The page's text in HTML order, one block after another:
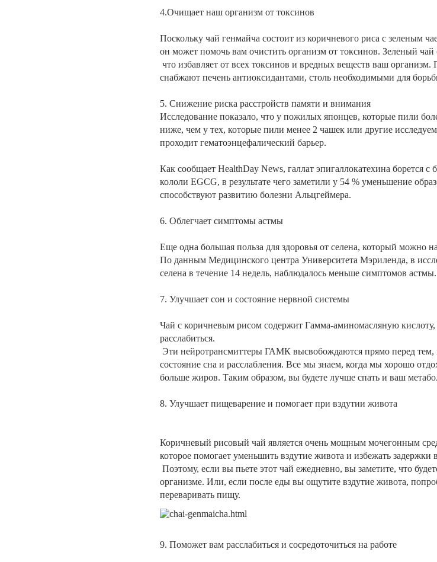
4.Очищает наш организм от токсинов
Поскольку чай генмайча состоит из коричневого риса с зеленым
он может помочь вам очистить организм от токсинов. Зеленый чай
что избавляет от всех токсинов и вредных веществ ваш
снабжают печень антиоксидантами, столь необходимыми для
5. Снижение риска расстройств памяти и внимания
Исследование показало, что у пожилых японцев, которые пили
ниже, чем у тех, которые пили менее 2 чашек или другие
проходит гематоэнцефалический барьер.
Как сообщает HealthDay News, галлат эпигаллокатехина
кололи EGCG, в результате чего заметили у 54 % уменьшение
способствуют развитию болезни Альцгеймера.
6. Облегчает симптомы астмы
Еще одна большая польза для здоровья от селена, который можно
По данным Медицинского центра Университета Мэриленда, в
селена в течение 14 недель, наблюдалось меньше симптомов астмы.
7. Улучшает сон и состояние нервной системы
Чай с коричневым рисом содержит Гамма-аминомасляную кислоту,
расслабиться.
Эти нейротрансмиттеры ГАМК высвобождаются прямо перед тем,
состояние сна и расслабления. Все мы знаем, когда мы хорошо
больше жиров. Таким образом, вы будете лучше спать и ваш
8. Улучшает пищеварение и помогает при вздутии живота
Коричневый рисовый чай является очень мощным мочегонным
которое помогает уменьшить вздутие живота и избежать задержки
Поэтому, если вы пьете этот чай ежедневно, вы заметите, что
организме. Или, если после еды вы ощутите вздутие живота,
переваривать пищу.
9. Поможет вам расслабиться и сосредоточиться на работе